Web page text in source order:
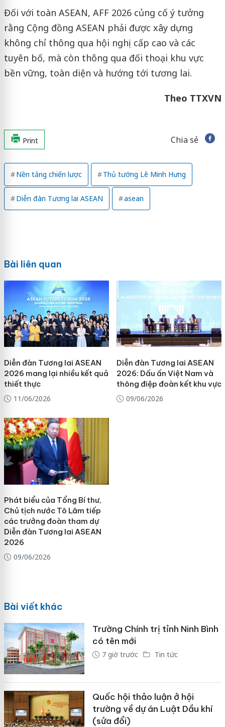
Đối với toàn ASEAN, AFF 2026 củng cố ý tưởng
rằng Cộng đồng ASEAN phải được xây dựng
không chỉ thông qua hội nghị cấp cao và các
tuyên bố, mà còn thông qua đối thoại khu vực
bền vững, toàn diện và hướng tới tương lai.
Theo TTXVN
Print Chia sẻ
Nền tảng chiến lược Thủ tướng Lê Minh Hưng
Diễn đàn Tương lai ASEAN asean
Bài liên quan
Diễn đàn Tương lai ASEAN
2026 mang lại nhiều kết quả
thiết thực
11/06/2026
Diễn đàn Tương lai ASEAN
2026: Dấu ấn Việt Nam và
thông điệp đoàn kết khu vực
09/06/2026
Phát biểu của Tổng Bí thư,
Chủ tịch nước Tô Lâm tiếp
các trưởng đoàn tham dự
Diễn đàn Tương lai ASEAN
2026
09/06/2026
Bài viết khác
Trường Chính trị tỉnh Ninh Bình
có tên mới
7 giờ trước Tin tức
Quốc hội thảo luận ở hội
trường về dự án Luật Dầu khí
(sửa đổi)